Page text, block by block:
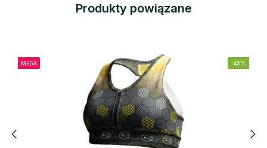
Produkty powiązane
MEGA -45%